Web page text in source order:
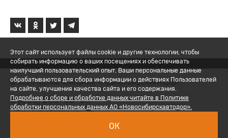
© 2026 Группа компаний «Новосибирскавтодор»
8 (800) 200-05-06
Политика обработки ПД
Этот сайт использует файлы cookie и другие технологии, чтобы
собирать информацию о ваших посещениях и обеспечивать
наилучший пользовательский опыт. Ваши персональные данные
обрабатываются для сбора информации о действиях Пользователей
на сайте, улучшения качества сайта и его содержания.
Подробнее о сборе и обработке данных читайте в Политике
обработки персональных данных АО «Новосибирскавтодор».
ОК